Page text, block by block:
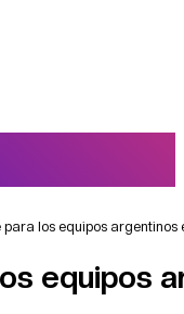
para los equipos
equipos